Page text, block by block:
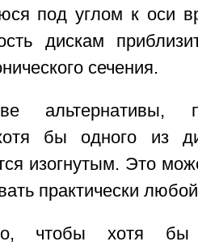
под углом к оси
дискам
сечения.
альтернативы,
бы одного из
изогнутым. Это
практически
чтобы хотя